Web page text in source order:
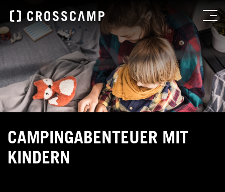
CAMPINGABENTEUER MIT
KINDERN